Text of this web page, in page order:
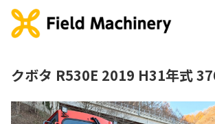
クボタ R530E 2019 H31年式